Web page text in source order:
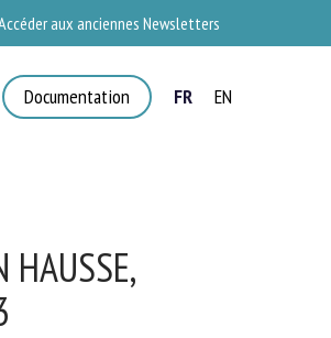
aux anciennes Newsletters
Documentation FR EN